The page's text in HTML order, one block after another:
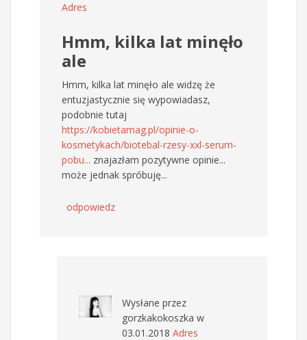
Adres
Hmm, kilka lat minęło
ale
Hmm, kilka lat minęło ale widzę że
entuzjastycznie się wypowiadasz,
podobnie tutaj
https://kobietamag.pl/opinie-o-
kosmetykach/biotebal-rzesy-xxl-serum-
pobu... znajazłam pozytywne opinie...
może jednak spróbuję...
odpowiedz
Wysłane przez
gorzkakokoszka w
03.01.2018 Adres